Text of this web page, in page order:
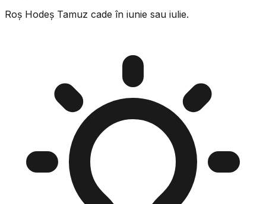
Roș Hodeș Tamuz cade în iunie sau iulie.